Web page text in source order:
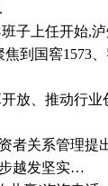
上任开始,泸
到国窖1573
、推动行业
关系管理提
越发坚实…